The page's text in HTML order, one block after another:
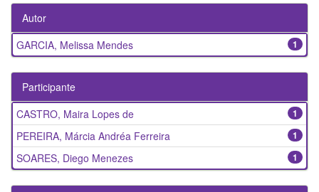
Autor
1
GARCIA, Melissa Mendes
Participante
1
CASTRO, Maira Lopes de
1
PEREIRA, Márcia Andréa Ferreira
1
SOARES, Diego Menezes